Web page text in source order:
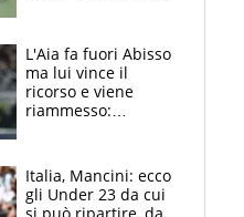
L'Aia fa fuori Abisso
ma lui vince il
ricorso e viene
riammesso:
Italia, Mancini: ecco
gli Under 23 da cui